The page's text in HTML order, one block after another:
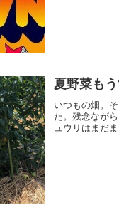
夏野菜も
いつもの畑。
た。残念なが
ュウリはまだ